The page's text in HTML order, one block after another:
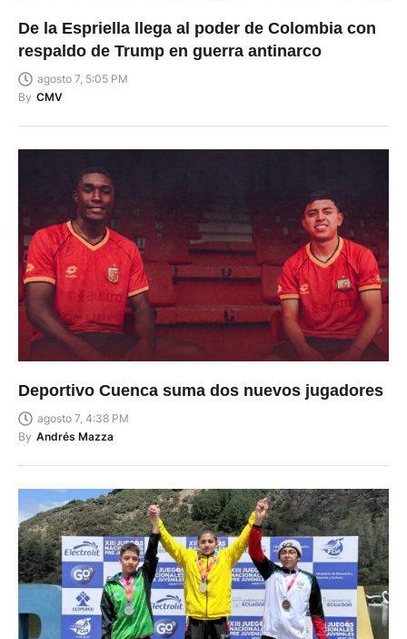
De la Espriella llega al poder de Colombia con
respaldo de Trump en guerra antinarco
agosto 7, 5:05 PM
By CMV
Deportivo Cuenca suma dos nuevos jugadores
agosto 7, 4:38 PM
By Andrés Mazza